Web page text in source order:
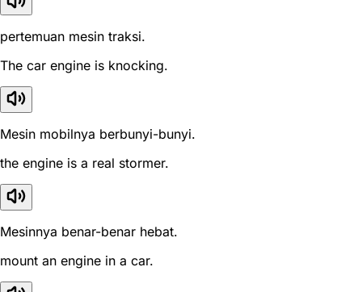
pertemuan mesin traksi.
The car engine is knocking.
Mesin mobilnya berbunyi-bunyi.
the engine is a real stormer.
Mesinnya benar-benar hebat.
mount an engine in a car.